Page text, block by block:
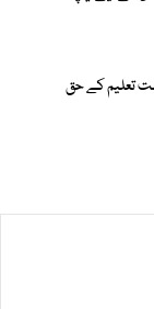
تعلیم کے حق